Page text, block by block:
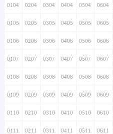
0104 0204 0304 0404 0504 0604
0105 0205 0305 0405 0505 0605
0106 0206 0306 0406 0506 0606
0107 0207 0307 0407 0507 0607
0108 0208 0308 0408 0508 0608
0109 0209 0309 0409 0509 0609
0110 0210 0310 0410 0510 0610
0111 0211 0311 0411 0511 0611